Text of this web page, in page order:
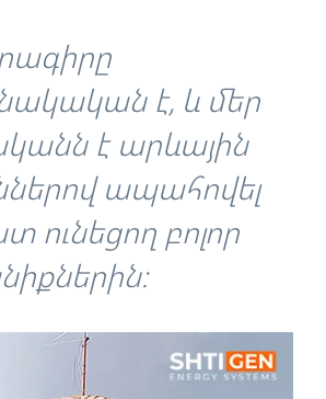
է, և մեր
է արևային
ապահովել
ունեցող բոլոր